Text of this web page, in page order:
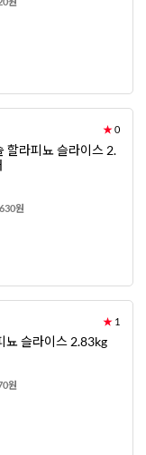
★0
할라피뇨 슬라이스 2.
원
★ 1
뇨 슬라이스 2.83kg
원